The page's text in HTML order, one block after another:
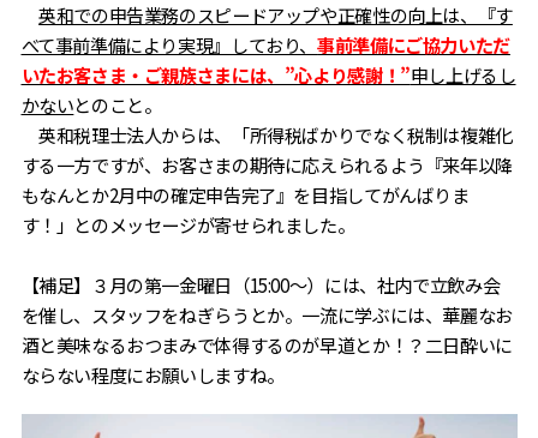
英和での申告業務のスピードアップや正確性の向上は、『す
べて事前準備により実現』しており、事前準備にご協力いただ
いたお客さま・ご親族さまには、”心より感謝！”申し上げるし
かないとのこと。
英和税理士法人からは、「所得税ばかりでなく税制は複雑化
する一方ですが、お客さまの期待に応えられるよう『来年以降
もなんとか2月中の確定申告完了』を目指してがんばりま
す！」とのメッセージが寄せられました。
【補足】３月の第一金曜日（15:00～）には、社内で立飲み会
を催し、スタッフをねぎらうとか。一流に学ぶには、華麗なお
酒と美味なるおつまみで体得するのが早道とか！？二日酔いに
ならない程度にお願いしますね。